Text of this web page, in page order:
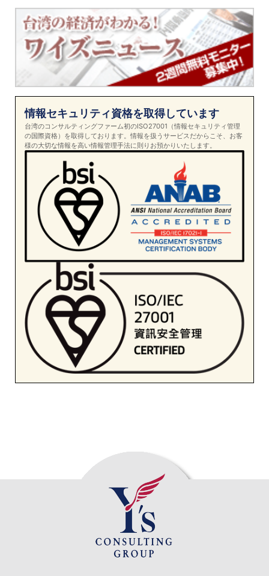
情報セキュリティ資格を取得しています
台湾のコンサルティングファーム初のISO27001（情報セキュリティ管理
の国際資格）を取得しております。情報を扱うサービスだからこそ、お客
様の大切な情報を高い情報管理手法に則りお預かりいたします。